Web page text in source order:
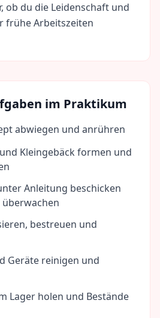
ob du die Leidenschaft und
frühe Arbeitszeiten
im Praktikum
abwiegen und anrühren
Kleingebäck formen und
Anleitung beschicken
bestreuen und
Geräte reinigen und
Lager holen und Bestände